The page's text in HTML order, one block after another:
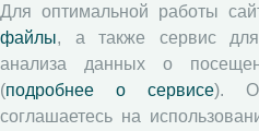
Согласие на обработку
Авторские права
Рецензентам
Для оптимальной работы
файлы, а также сервис для
анализа данных о
(подробнее о сервисе).
соглашаетесь на